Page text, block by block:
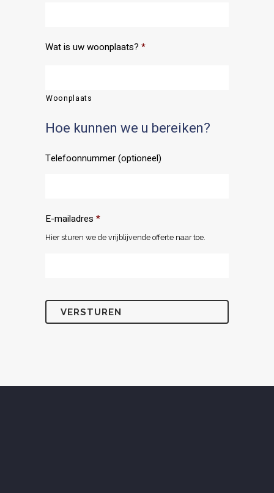
Wat is uw woonplaats? *
Woonplaats
Hoe kunnen we u bereiken?
Telefoonnummer (optioneel)
E-mailadres *
Hier sturen we de vrijblijvende offerte naar toe.